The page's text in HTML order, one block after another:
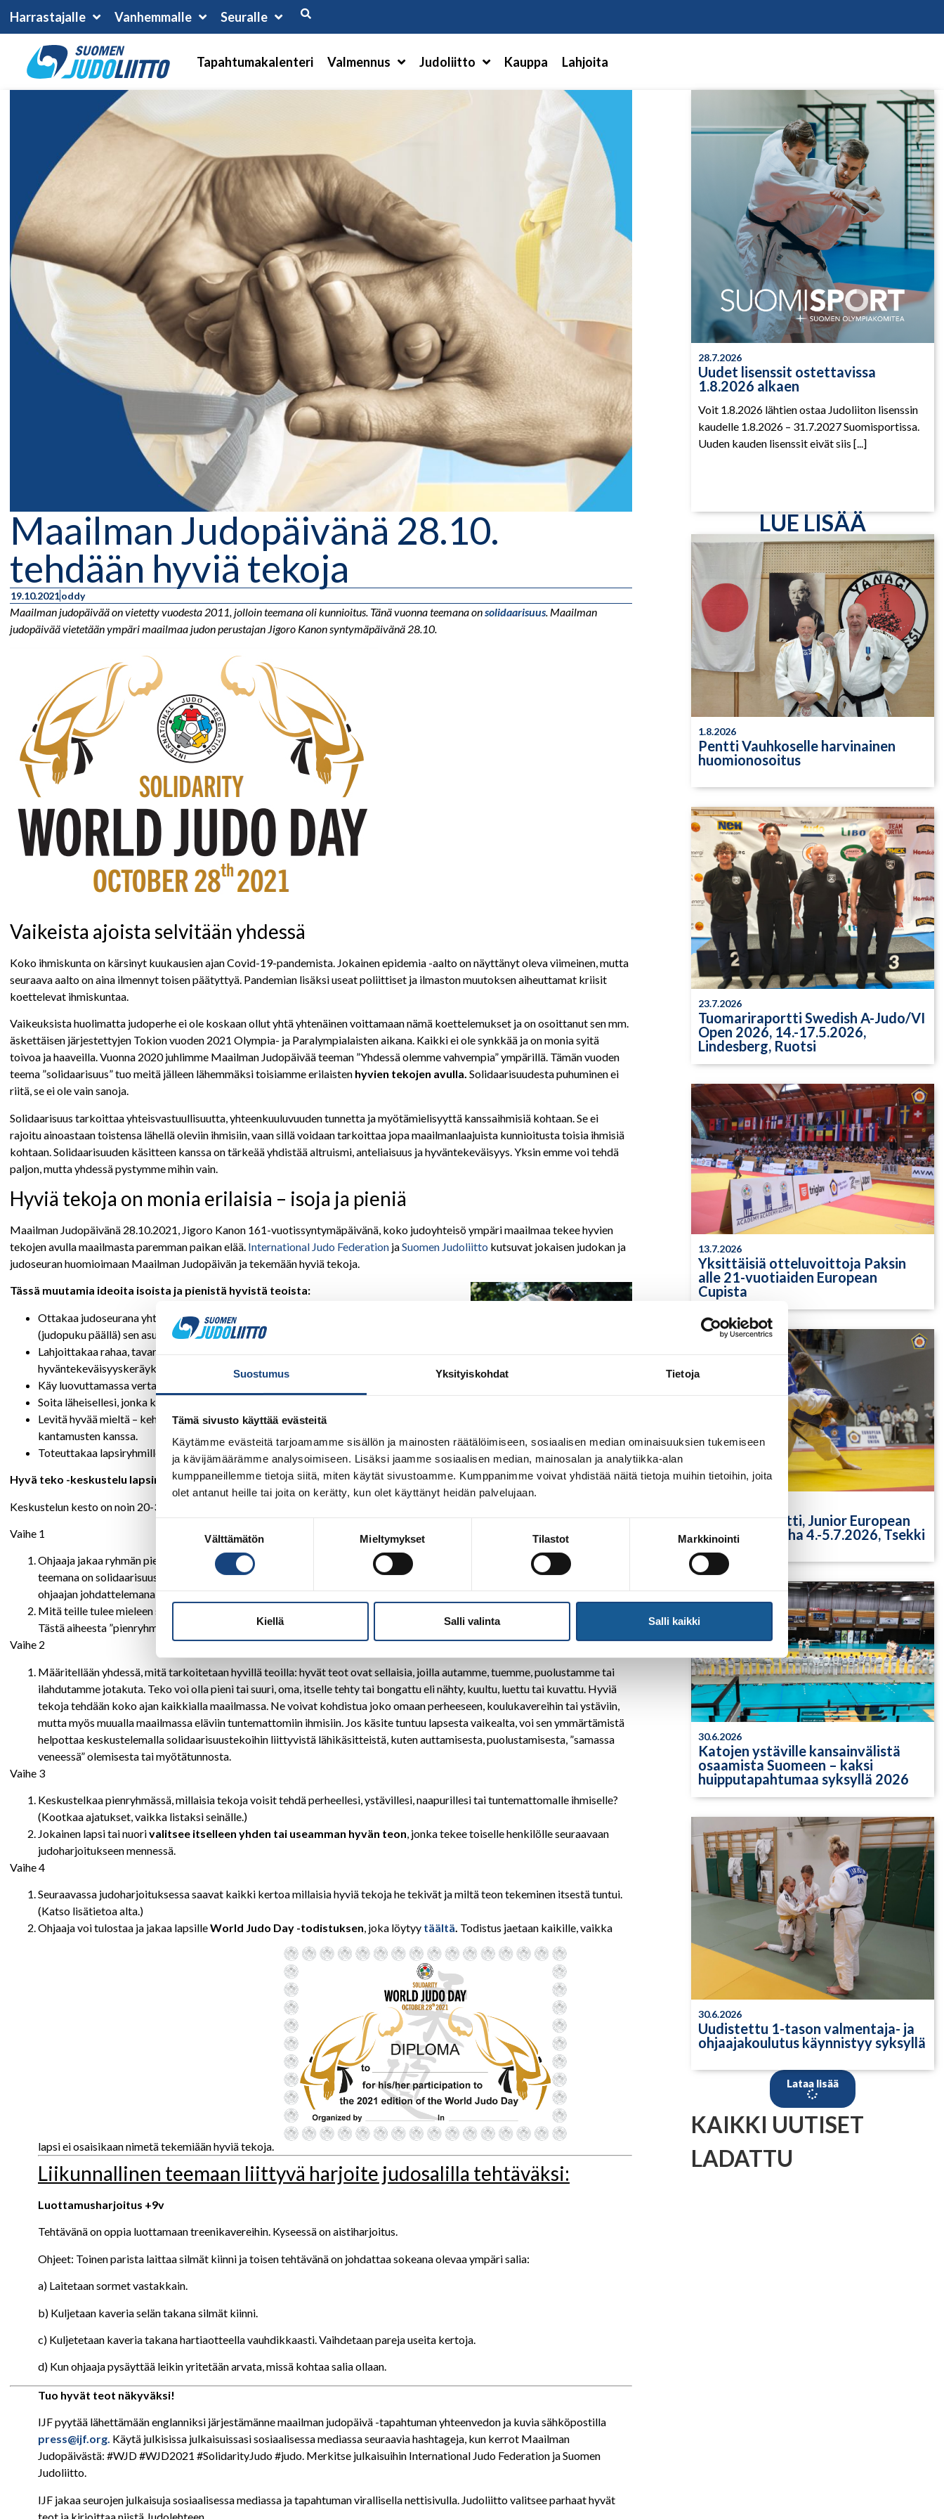
Suostumus Yksityiskohdat Tietoja
Tämä sivusto käyttää evästeitä
Käytämme evästeitä tarjoamamme sisällön ja mainosten räätälöimiseen, sosiaalisen median ominaisuuksien tukemiseen
ja kävijämäärämme analysoimiseen. Lisäksi jaamme sosiaalisen median, mainosalan ja analytiikka-alan
kumppaneillemme tietoja siitä, miten käytät sivustoamme. Kumppanimme voivat yhdistää näitä tietoja muihin tietoihin, joita
olet antanut heille tai joita on kerätty, kun olet käyttänyt heidän palvelujaan.
Välttämätön Mieltymykset Tilastot Markkinointi
Kiellä Salli valinta Salli kaikki
Harrastajalle Vanhemmalle Seuralle
Tapahtumakalenteri Valmennus Judoliitto Kauppa Lahjoita
Maailman Judopäivänä 28.10.
tehdään hyviä tekoja
19.10.2021oddy
Maailman judopäivää on vietetty vuodesta 2011, jolloin teemana oli kunnioitus. Tänä vuonna teemana onsolidaarisuus. Maailman
judopäivää vietetään ympäri maailmaa judon perustajan Jigoro Kanon syntymäpäivänä 28.10.
Vaikeista ajoista selvitään yhdessä
Koko ihmiskunta on kärsinyt kuukausien ajan Covid-19-pandemista. Jokainen epidemia -aalto on näyttänyt oleva viimeinen, mutta
seuraava aalto on aina ilmennyt toisen päätyttyä. Pandemian lisäksi useat poliittiset ja ilmaston muutoksen aiheuttamat kriisit
koettelevat ihmiskuntaa.
Vaikeuksista huolimatta judoperhe ei ole koskaan ollut yhtä yhtenäinen voittamaan nämä koettelemukset ja on osoittanut sen mm.
äskettäisen järjestettyjen Tokion vuoden 2021 Olympia- ja Paralympialaisten aikana. Kaikki ei ole synkkää ja on monia syitä
toivoa ja haaveilla. Vuonna 2020 juhlimme Maailman Judopäivää teeman ”Yhdessä olemme vahvempia” ympärillä. Tämän vuoden
teema ”solidaarisuus” tuo meitä jälleen lähemmäksi toisiamme erilaisten hyvien tekojen avulla. Solidaarisuudesta puhuminen ei
riitä, se ei ole vain sanoja.
Solidaarisuus tarkoittaa yhteisvastuullisuutta, yhteenkuuluvuuden tunnetta ja myötämielisyyttä kanssaihmisiä kohtaan. Se ei
rajoitu ainoastaan toistensa lähellä oleviin ihmisiin, vaan sillä voidaan tarkoittaa jopa maailmanlaajuista kunnioitusta toisia ihmisiä
kohtaan. Solidaarisuuden käsitteen kanssa on tärkeää yhdistää altruismi, anteliaisuus ja hyväntekeväisyys. Yksin emme voi tehdä
paljon, mutta yhdessä pystymme mihin vain.
Hyviä tekoja on monia erilaisia – isoja ja pieniä
Maailman Judopäivänä 28.10.2021, Jigoro Kanon 161-vuotissyntymäpäivänä, koko judoyhteisö ympäri maailmaa tekee hyvien
tekojen avulla maailmasta paremman paikan elää. International Judo Federation jaSuomen Judoliitto kutsuvat jokaisen judokan ja
judoseuran huomioimaan Maailman Judopäivän ja tekemään hyviä tekoja.
Tässä muutamia ideoita isoista ja pienistä hyvistä teoista:
Ottakaa judoseurana yhteyttä paikalliseen vanhusten taloon ja käykää ulkoiluttamassa
(judopuku päällä) sen asukkaita. Seuranne luo taatusti hyvää mieltä ja iloa ikäihmisille.
Lahjoittakaa rahaa, tavaroita (esim. leluja) tai vaatteita johonkin
hyväntekeväisyyskeräykseen.
Käy luovuttamassa verta.
Soita läheisellesi, jonka kanssa et ole ollut pitkään aikaa yhteydessä.
Levitä hyvää mieltä – kehu, pidä ovea auki seuraavalle tai auta tuntematonta
kantamusten kanssa.
Toteuttakaa lapsiryhmille Hyvä teko -keskustelu (ohjeet alla).
Hyvä teko -keskustelu lapsiryhmien harjoituksissa tehtäväksi
Keskustelun kesto on noin 20-30 minuuttia riippuen siitä, kuinka syvällisesti aiheesta syntyy keskustelua:
Vaihe 1
Ohjaaja jakaa ryhmän pienryhmiin tai pareihin. Hän kertoo siitä, miksi Maailman Judopäivää vietetään ja että tänä vuonna
teemana on solidaarisuus. ”Solidaarisuus” -käsitteenä on varsinkin lapsille usein vieras, joten teemaa käsitellään yhdessä
ohjaajan johdattelemana esimerkiksi seuraavilla kysymyksillä.
Mitä teille tulee mieleen sanasta hyvä teko? Miten kaveria voi auttaa ja tukea ja millaista apua on ehkä joskus toisilta saanut?
Tästä aiheesta ”pienryhmäporina” ja keskustelun purku.
Vaihe 2
Määritellään yhdessä, mitä tarkoitetaan hyvillä teoilla: hyvät teot ovat sellaisia, joilla autamme, tuemme, puolustamme tai
ilahdutamme jotakuta. Teko voi olla pieni tai suuri, oma, itselle tehty tai bongattu eli nähty, kuultu, luettu tai kuvattu. Hyviä
tekoja tehdään koko ajan kaikkialla maailmassa. Ne voivat kohdistua joko omaan perheeseen, koulukavereihin tai ystäviin,
mutta myös muualla maailmassa eläviin tuntemattomiin ihmisiin. Jos käsite tuntuu lapsesta vaikealta, voi sen ymmärtämistä
helpottaa keskustelemalla solidaarisuustekoihin liittyvistä lähikäsitteistä, kuten auttamisesta, puolustamisesta, ”samassa
veneessä” olemisesta tai myötätunnosta.
Vaihe 3
Keskustelkaa pienryhmässä, millaisia tekoja voisit tehdä perheellesi, ystävillesi, naapurillesi tai tuntemattomalle ihmiselle?
(Kootkaa ajatukset, vaikka listaksi seinälle.)
Jokainen lapsi tai nuorivalitsee itselleen yhden tai useamman hyvän teon, jonka tekee toiselle henkilölle seuraavaan
judoharjoitukseen mennessä.
Vaihe 4
Seuraavassa judoharjoituksessa saavat kaikki kertoa millaisia hyviä tekoja he tekivät ja miltä teon tekeminen itsestä tuntui.
(Katso lisätietoa alta.)
Ohjaaja voi tulostaa ja jakaa lapsilleWorld Judo Day -todistuksen, joka löytyy täältä. Todistus jaetaan kaikille, vaikka
lapsi ei osaisikaan nimetä tekemiään hyviä tekoja.
Liikunnallinen teemaan liittyvä harjoite judosalilla tehtäväksi:
Luottamusharjoitus +9v
Tehtävänä on oppia luottamaan treenikavereihin. Kyseessä on aistiharjoitus.
Ohjeet: Toinen parista laittaa silmät kiinni ja toisen tehtävänä on johdattaa sokeana olevaa ympäri salia:
a) Laitetaan sormet vastakkain.
b) Kuljetaan kaveria selän takana silmät kiinni.
c) Kuljetetaan kaveria takana hartiaotteella vauhdikkaasti. Vaihdetaan pareja useita kertoja.
d) Kun ohjaaja pysäyttää leikin yritetään arvata, missä kohtaa salia ollaan.
Tuo hyvät teot näkyväksi!
IJF pyytää lähettämään englanniksi järjestämänne maailman judopäivä -tapahtuman yhteenvedon ja kuvia sähköpostilla
press@ijf.org. Käytä julkisissa julkaisuissasi sosiaalisessa mediassa seuraavia hashtageja, kun kerrot Maailman
Judopäivästä: #WJD #WJD2021 #SolidarityJudo #judo. Merkitse julkaisuihin International Judo Federation ja Suomen
Judoliitto.
IJF jakaa seurojen julkaisuja sosiaalisessa mediassa ja tapahtuman virallisella nettisivulla. Judoliitto valitsee parhaat hyvät
teot ja kirjoittaa niistä Judolehteen.
28.7.2026
Uudet lisenssit ostettavissa
1.8.2026 alkaen
Voit 1.8.2026 lähtien ostaa Judoliiton lisenssin
kaudelle 1.8.2026 – 31.7.2027 Suomisportissa.
Uuden kauden lisenssit eivät siis [...]
LUE LISÄÄ
1.8.2026
Pentti Vauhkoselle harvinainen
huomionosoitus
23.7.2026
Tuomariraportti Swedish A-Judo/VI
Open 2026, 14.-17.5.2026,
Lindesberg, Ruotsi
13.7.2026
Yksittäisiä otteluvoittoja Paksin
alle 21-vuotiaiden European
Cupista
Tuomariraportti, Junior European
Cup 2026, Praha 4.-5.7.2026, Tsekki
30.6.2026
Katojen ystäville kansainvälistä
osaamista Suomeen – kaksi
huipputapahtumaa syksyllä 2026
30.6.2026
Uudistettu 1-tason valmentaja- ja
ohjaajakoulutus käynnistyy syksyllä
Lataa lisää
KAIKKI UUTISET
LADATTU